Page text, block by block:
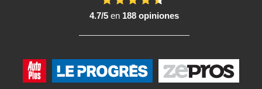
4.7/5en 188 opiniones